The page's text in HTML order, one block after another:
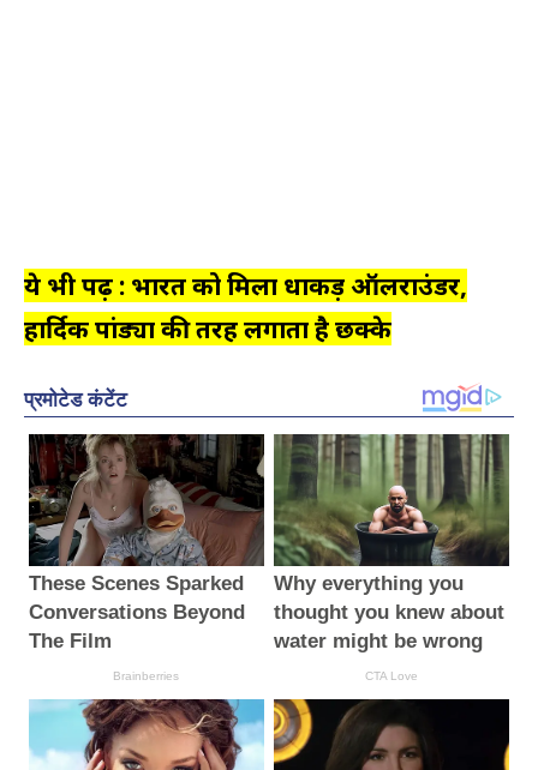
ये भी पढ़ें : भारत को मिला धाकड़ ऑलराउंडर,
हार्दिक पांड्या की तरह लगाता है छक्के